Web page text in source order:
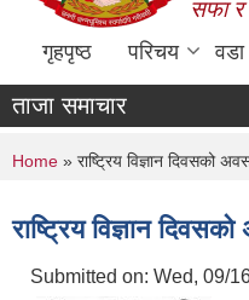
सफा र
गृहपृष्ठ परिचय
ताजा समाचार
You are here
Home » राष्ट्रिय विज्ञान दिवसको
राष्ट्रिय विज्ञान
Submitted on: Wed, 09/